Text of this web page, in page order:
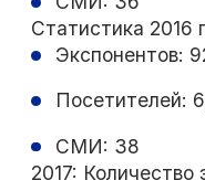
Статистика 2016
Экспонентов:
Посетителей:
СМИ: 38
2017: Количество